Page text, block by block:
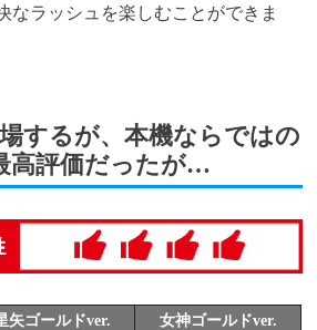
なラッシュを楽しむことができま
するが、本機ならではの
高評価だったが…
矢ゴールドver.
女神ゴールドver.